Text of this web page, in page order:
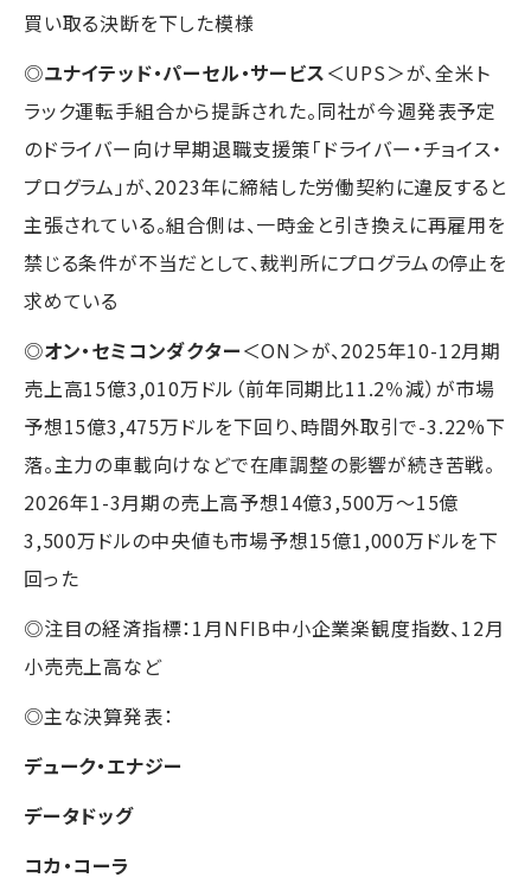
買い取る決断を下した模様
◎ユナイテッド・パーセル・サービス＜UPS＞が、全米ト
ラック運転手組合から提訴された。同社が今週発表予定
のドライバー向け早期退職支援策「ドライバー・チョイス・
プログラム」が、2023年に締結した労働契約に違反すると
主張されている。組合側は、一時金と引き換えに再雇用を
禁じる条件が不当だとして、裁判所にプログラムの停止を
求めている
◎オン・セミコンダクター＜ON＞が、2025年10-12月期
売上高15億3,010万ドル（前年同期比11.2％減）が市場
予想15億3,475万ドルを下回り、時間外取引で-3.22%下
落。主力の車載向けなどで在庫調整の影響が続き苦戦。
2026年1-3月期の売上高予想14億3,500万～15億
3,500万ドルの中央値も市場予想15億1,000万ドルを下
回った
◎注目の経済指標：1月NFIB中小企業楽観度指数、12月
小売売上高など
◎主な決算発表：
デューク・エナジー
データドッグ
コカ・コーラ